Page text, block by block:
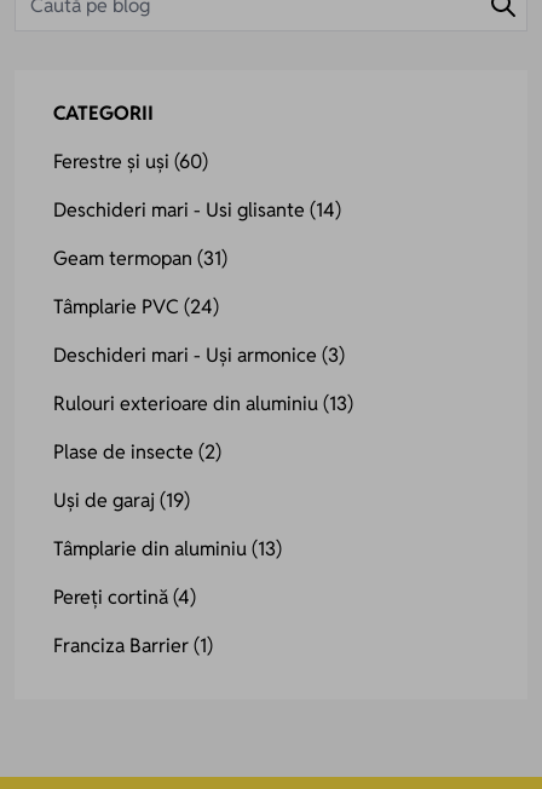
CATEGORII
Ferestre și uși (60)
Deschideri mari - Usi glisante (14)
Geam termopan (31)
Tâmplarie PVC (24)
Deschideri mari - Uși armonice (3)
Rulouri exterioare din aluminiu(13)
Plase de insecte (2)
Uși de garaj(19)
Tâmplarie din aluminiu(13)
Pereți cortină(4)
Franciza Barrier(1)